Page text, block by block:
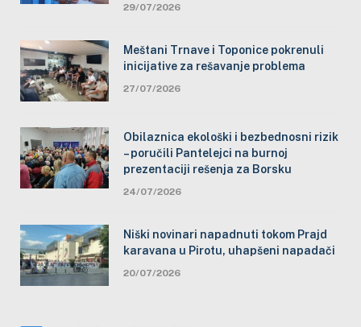
29/07/2026
Meštani Trnave i Toponice pokrenuli
inicijative za rešavanje problema
27/07/2026
Obilaznica ekološki i bezbednosni rizik
– poručili Pantelejci na burnoj
prezentaciji rešenja za Borsku
24/07/2026
Niški novinari napadnuti tokom Prajd
karavana u Pirotu, uhapšeni napadači
20/07/2026